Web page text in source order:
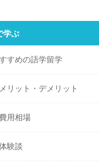
学ぶ
すめの語学留学
リット・デメリット
用相場
験談